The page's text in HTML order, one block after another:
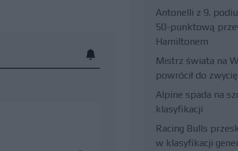
Antonelli z 9.
50-punktową
Hamiltonem
Mistrz świata na
powrócił do
Alpine spada na
klasyfikacji
Racing Bulls
w klasyfikacji